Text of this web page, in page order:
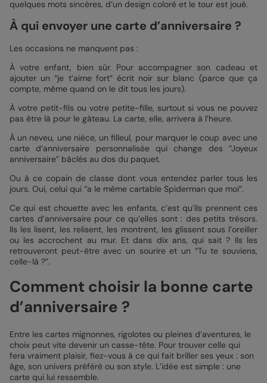
quelques mots sincères, d’un design coloré et le tour est joué.
À qui envoyer une carte d’anniversaire ?
Les occasions ne manquent pas :
À votre enfant, bien sûr. Pour accompagner son cadeau et
ajouter un “je t’aime fort” écrit noir sur blanc (parce que ça
compte, même quand on le dit tous les jours).
À votre petit-fils ou votre petite-fille, surtout si vous ne pouvez
pas être là pour le gâteau. La carte, elle, arrivera à l’heure.
À un neveu, une nièce, un filleul, pour marquer le coup avec une
carte d’anniversaire personnalisée qui change des “Joyeux
anniversaire” bâclés au dos du paquet.
Ou à ce copain de classe dont vous entendez parler tous les
jours. Oui, celui qui “a le même cartable Spiderman que moi”.
Ce qui est chouette avec les enfants, c’est qu’ils prennent ces
cartes d’anniversaire pour ce qu’elles sont : des petits trésors.
Ils les lisent, les relisent, les montrent, les glissent sous l’oreiller
ou les accrochent au mur. Et dans dix ans, qui sait ? Ils les
retrouveront peut-être avec un sourire et un “Tu te souviens,
celle-là ?”.
Comment choisir la bonne carte
d’anniversaire ?
Entre les cartes mignonnes, rigolotes ou pleines d’aventures, le
choix peut vite devenir un casse-tête. Pour trouver celle qui
fera vraiment plaisir, fiez-vous à ce qui fait briller ses yeux : son
âge, son univers préféré ou son style. L’idée est simple : une
carte qui lui ressemble.